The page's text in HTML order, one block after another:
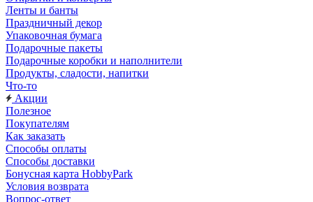
Ленты и банты
Праздничный декор
Упаковочная бумага
Подарочные пакеты
Подарочные коробки и наполнители
Продукты, сладости, напитки
Что-то
Акции
Полезное
Покупателям
Как заказать
Способы оплаты
Способы доставки
Бонусная карта HobbyPark
Условия возврата
Вопрос-ответ